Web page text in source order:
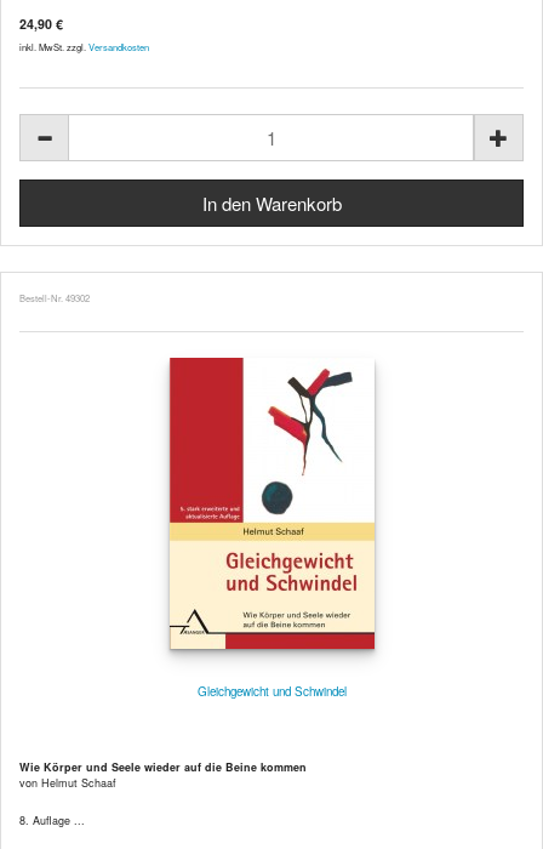
24,90 €
inkl. MwSt. zzgl. Versandkosten
Bestell-Nr. 49302
Gleichgewicht und Schwindel
Wie Körper und Seele wieder auf die Beine kommen
von Helmut Schaaf
8. Auflage ...